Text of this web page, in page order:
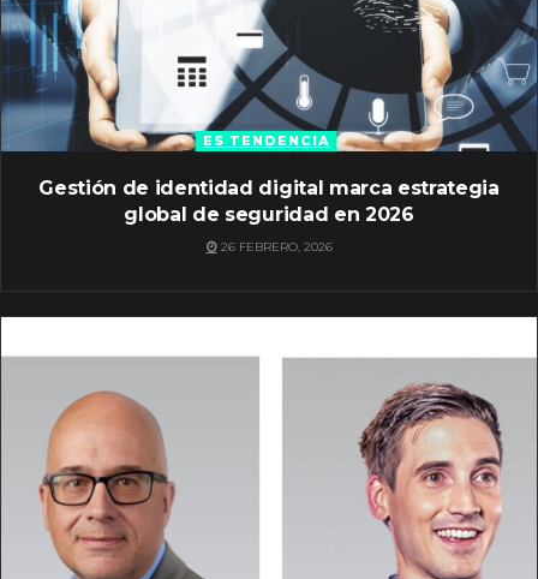
ES TENDENCIA
Gestión de identidad digital marca estrategia
global de seguridad en 2026
26 FEBRERO, 2026